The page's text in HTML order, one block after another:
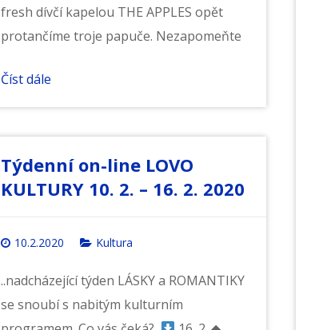
fresh dívčí kapelou THE APPLES opět
protančíme troje papuče. Nezapomeňte
Číst dále
Týdenní on-line LOVO
KULTURY 10. 2. – 16. 2. 2020
10.2.2020 Kultura
..nadcházející týden LÁSKY a ROMANTIKY
se snoubí s nabitým kulturním